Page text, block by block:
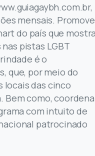
mensais. Promove
do país que
pistas LGBT
é o
que, por meio do
locais das cinco
Bem como, coordena
com intuito de
patrocinado